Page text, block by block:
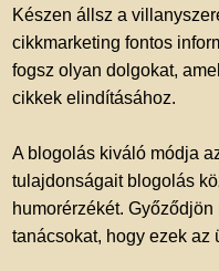
Készen állsz a
cikkmarketing fontos
fogsz olyan dolgokat,
cikkek elindításához.
A blogolás kiváló módja
tulajdonságait blogolás
humorérzékét.
tanácsokat, hogy ezek az